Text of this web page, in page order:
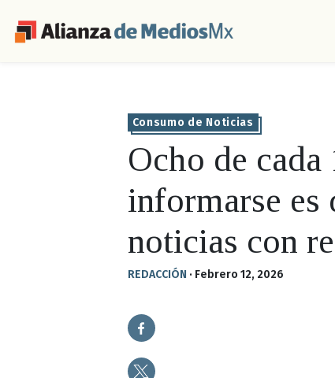
Consumo de Noticias
Ocho de cada
informarse es
noticias con
REDACCIÓN · Febrero 12, 2026